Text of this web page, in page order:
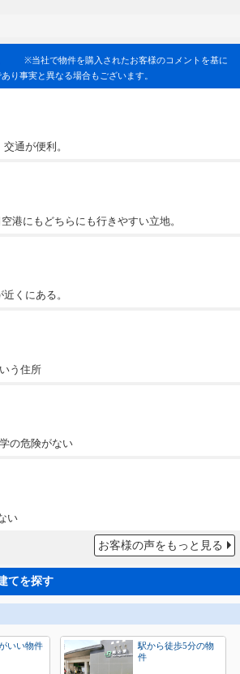
※当社で物件を購入されたお客様のコメントを基に
り事実と異なる場合もございます。
通が便利。
港にもどちらにも行きやすい立地。
くにある。
う住所
の危険がない
い
お客様の声をもっと見る
てを探す
いい物件
駅から徒歩5分の物
件